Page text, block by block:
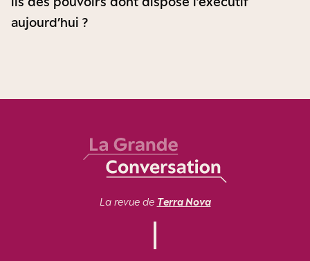
aujourd’hui ?
La revue de Terra Nova